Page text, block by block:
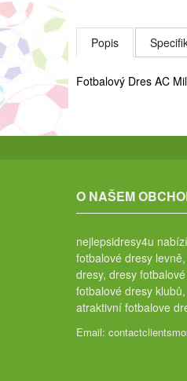
Popis
Fotbalový Dres AC
O NAŠEM
nejlepsidresy4u
fotbalové dresy
dresy, dresy
fotbalové dresy
atraktivní fotbalove
Email: